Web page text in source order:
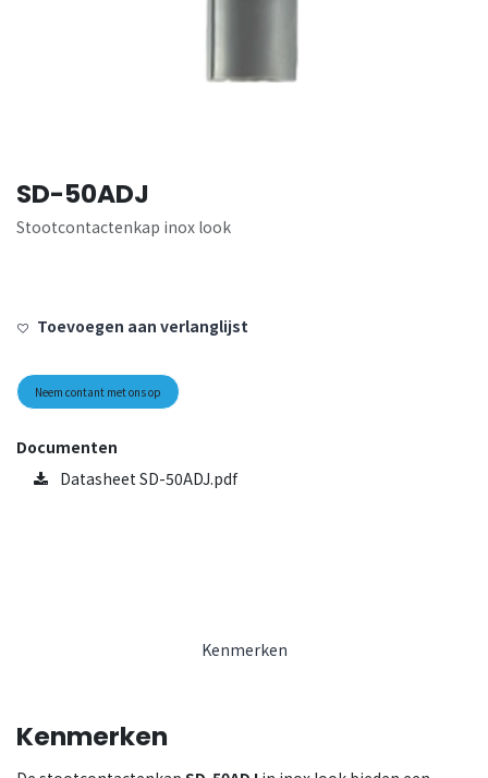
SD-50ADJ
Stootcontactenkap inox look
Toevoegen aan verlanglijst
Neem contant met ons op
Documenten
Datasheet SD-50ADJ.pdf
Kenmerken
Kenmerken